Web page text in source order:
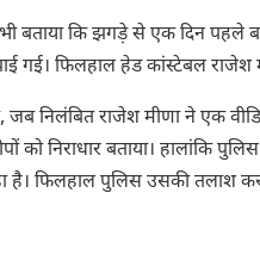
बताया कि झगड़े से एक दिन पहले
गई। फिलहाल हेड कांस्टेबल राजेश
निलंबित राजेश मीणा ने एक
निराधार बताया। हालांकि
फिलहाल पुलिस उसकी तलाश